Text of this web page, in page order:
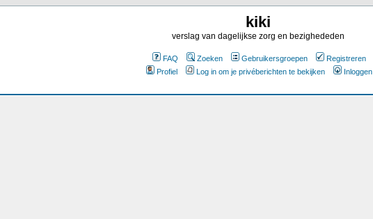
kiki
verslag van dagelijkse zorg en bezighededen
FAQ Zoeken Gebruikersgroepen
Registreren
Profiel
Log in om je privéberichten te bekijken Inloggen